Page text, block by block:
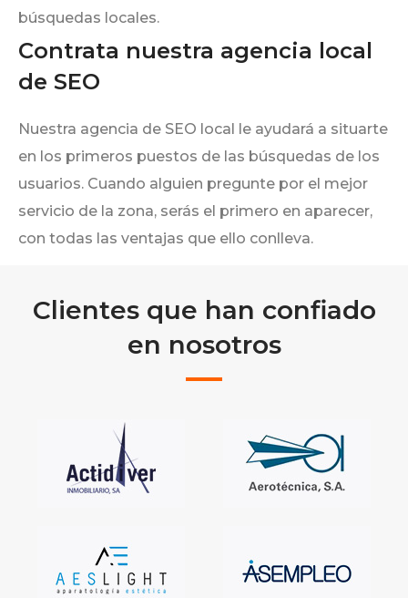
búsquedas locales.
Contrata nuestra agencia local
de SEO
Nuestra agencia de SEO local le ayudará a situarte
en los primeros puestos de las búsquedas de los
usuarios. Cuando alguien pregunte por el mejor
servicio de la zona, serás el primero en aparecer,
con todas las ventajas que ello conlleva.
Clientes que han confiado
en nosotros